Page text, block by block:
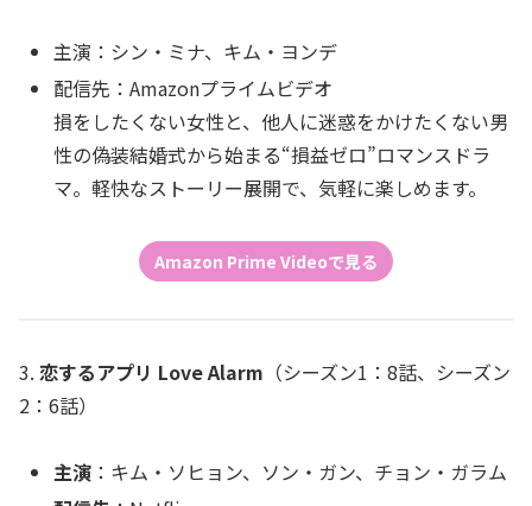
主演：シン・ミナ、キム・ヨンデ
配信先：Amazonプライムビデオ
損をしたくない女性と、他人に迷惑をかけたくない男
性の偽装結婚式から始まる“損益ゼロ”ロマンスドラ
マ。軽快なストーリー展開で、気軽に楽しめます。
Amazon Prime Videoで見る
3. 恋するアプリ Love Alarm （シーズン1：8話、シーズン
2：6話）
主演 ：キム・ソヒョン、ソン・ガン、チョン・ガラム